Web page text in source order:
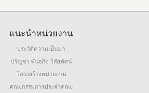
แนะนำหน่วยงาน
ประวัติความเป็นมา
ปรัญชา พันธกิจ วิสัยทัศน์
โครงสร้างหน่วยงาน
คณะกรรมการประจำคณะ